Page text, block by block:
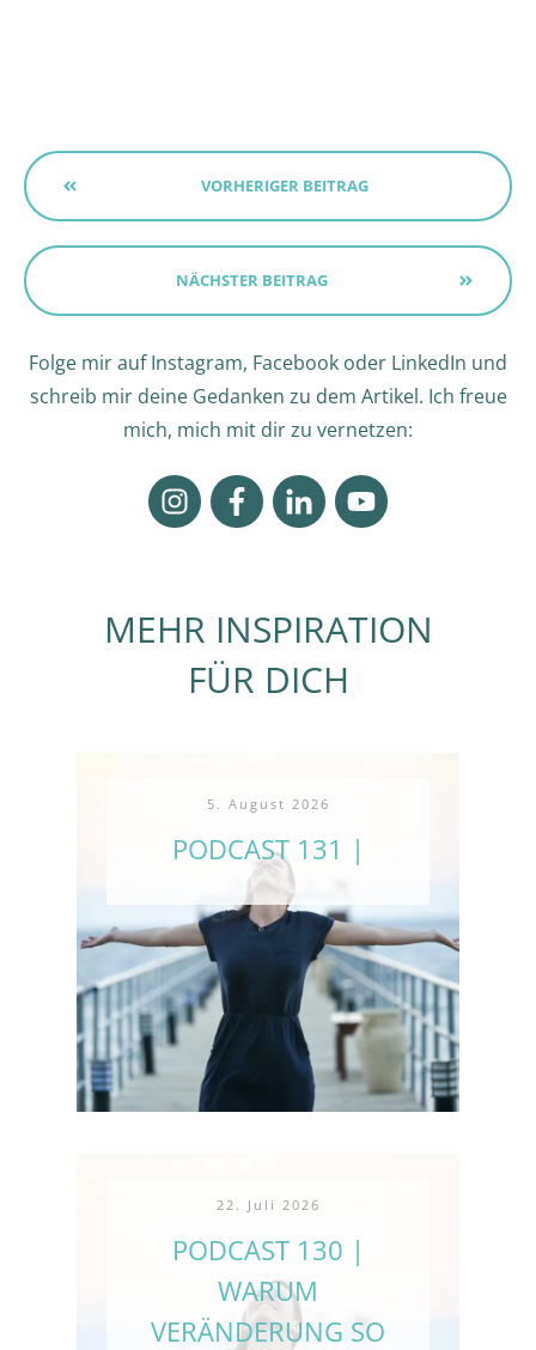
VORHERIGER BEITRAG
NÄCHSTER BEITRAG
Folge mir auf Instagram, Facebook oder LinkedIn und
schreib mir deine Gedanken zu dem Artikel. Ich freue
mich, mich mit dir zu vernetzen:
MEHR INSPIRATION
FÜR DICH
5. August 2026
PODCAST 131 |
22. Juli 2026
PODCAST 130 |
WARUM
VERÄNDERUNG SO